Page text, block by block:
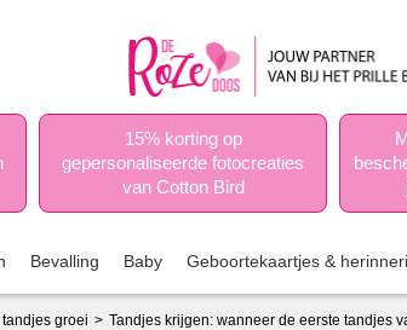
15% korting op
gepersonaliseerde fotocreaties
van Cotton Bird
Bevalling Baby Geboortekaartjes &
tandjes groei Tandjes krijgen: wanneer de eerste tandjes